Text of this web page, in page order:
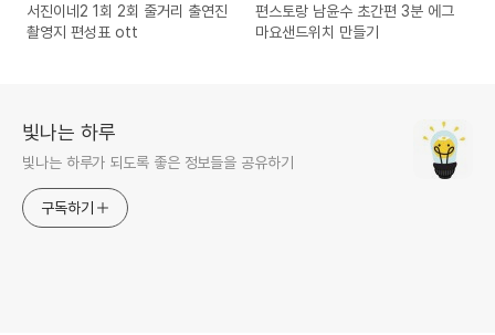
서진이네2 1회 2회 줄거리 출연진
촬영지 편성표 ott
편스토랑 남윤수 초간편 3분 에그
마요샌드위치 만들기
빛나는 하루
빛나는 하루가 되도록 좋은 정보들을 공유하기
구독하기